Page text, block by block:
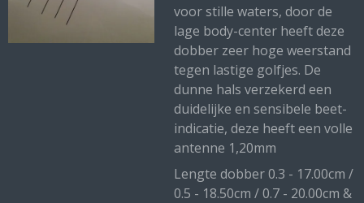
voor stille waters, door de
lage body-center heeft deze
dobber zeer hoge weerstand
tegen lastige golfjes. De
dunne hals verzekerd een
duidelijke en sensibele beet-
indicatie, deze heeft een volle
antenne 1,20mm
Lengte dobber 0.3 - 17.00cm /
0.5 - 18.50cm / 0.7 - 20.00cm &